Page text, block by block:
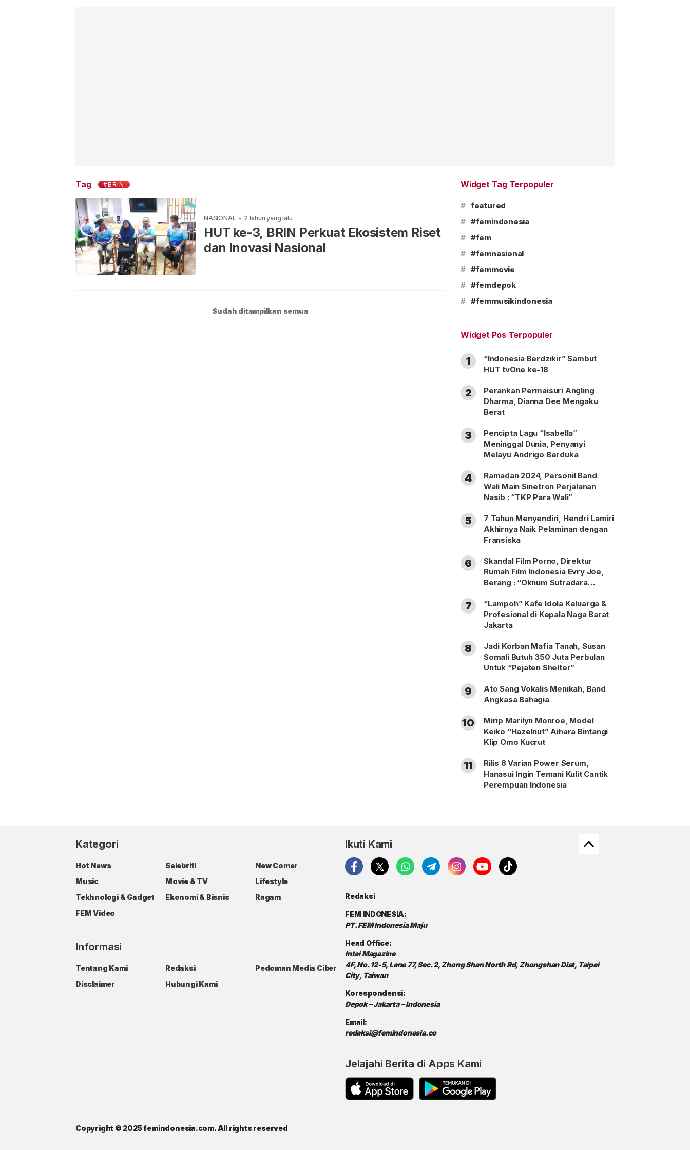
Tag #BRIN
NASIONAL - 2 tahun yang lalu
HUT ke-3, BRIN Perkuat Ekosistem Riset
dan Inovasi Nasional
Sudah ditampilkan semua
Widget Tag Terpopuler
# featured
# #femindonesia
# #fem
# #femnasional
# #femmovie
# #femdepok
# #femmusikindonesia
Widget Pos Terpopuler
1
“Indonesia Berdzikir” Sambut
HUT tvOne ke-18
2
Perankan Permaisuri Angling
Dharma, Dianna Dee Mengaku
Berat
3
Pencipta Lagu “Isabella”
Meninggal Dunia, Penyanyi
Melayu Andrigo Berduka
4
Ramadan 2024, Personil Band
Wali Main Sinetron Perjalanan
Nasib : “TKP Para Wali”
5
7 Tahun Menyendiri, Hendri Lamiri
Akhirnya Naik Pelaminan dengan
Fransiska
6
Skandal Film Porno, Direktur
Rumah Film Indonesia Evry Joe,
Berang : “Oknum Sutradara
7
“Lampoh” Kafe Idola Keluarga &
Profesional di Kepala Naga Barat
Jakarta
8
Jadi Korban Mafia Tanah, Susan
Somali Butuh 350 Juta Perbulan
Untuk “Pejaten Shelter”
9
Ato Sang Vokalis Menikah, Band
Angkasa Bahagia
10
Mirip Marilyn Monroe, Model
Keiko “Hazelnut” Aihara Bintangi
Klip Omo Kucrut
11
Rilis 8 Varian Power Serum,
Hanasui Ingin Temani Kulit Cantik
Perempuan Indonesia
Kategori
Hot News Selebriti
New Comer
Music
Movie & TV
Lifestyle
Tekhnologi & Gadget
Ekonomi & Bisnis
Ragam
FEM Video
Informasi
Tentang Kami Redaksi
Pedoman Media Ciber
Disclaimer
Hubungi Kami
Ikuti Kami
Redaksi
FEM INDONESIA:
PT. FEM Indonesia Maju
Head Office:
Intai Magazine
4F, No. 12-5, Lane 77, Sec. 2, Zhong Shan North Rd, Zhongshan Dist, Taipei
City, Taiwan
Korespondensi:
Depok – Jakarta – Indonesia
Email:
redaksi@femindonesia.co
Jelajahi Berita di Apps Kami
Copyright © 2025 femindonesia.com. All rights reserved